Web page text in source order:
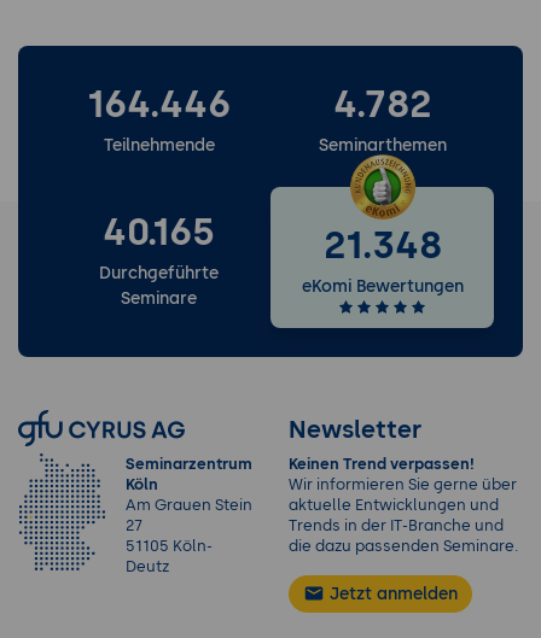
164.446
Teilnehmende
4.782
Seminarthemen
40.165
Durchgeführte
Seminare
21.348
eKomi Bewertungen
Seminarzentrum
Köln
Am Grauen Stein
27
51105 Köln-
Deutz
Newsletter
Keinen Trend verpassen!
Wir informieren Sie gerne über
aktuelle Entwicklungen und
Trends in der IT-Branche und
die dazu passenden Seminare.
Jetzt anmelden